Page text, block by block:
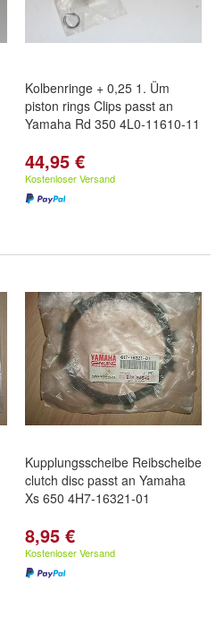
Kolbenringe + 0,25 1. Üm
piston rings Clips passt an
Yamaha Rd 350 4L0-11610-11
44,95 €
Kostenloser Versand
Kupplungsscheibe Reibscheibe
clutch disc passt an Yamaha
Xs 650 4H7-16321-01
8,95 €
Kostenloser Versand